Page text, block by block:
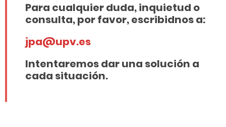
Para cualquier duda, inquietud o
consulta, por favor, escribidnos a:
jpa@upv.es
Intentaremos dar una solución a
cada situación.